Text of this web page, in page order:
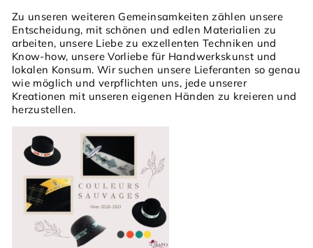
Zu unseren weiteren Gemeinsamkeiten zählen unsere
Entscheidung, mit schönen und edlen Materialien zu
arbeiten, unsere Liebe zu exzellenten Techniken und
Know-how, unsere Vorliebe für Handwerkskunst und
lokalen Konsum. Wir suchen unsere Lieferanten so genau
wie möglich und verpflichten uns, jede unserer
Kreationen mit unseren eigenen Händen zu kreieren und
herzustellen.